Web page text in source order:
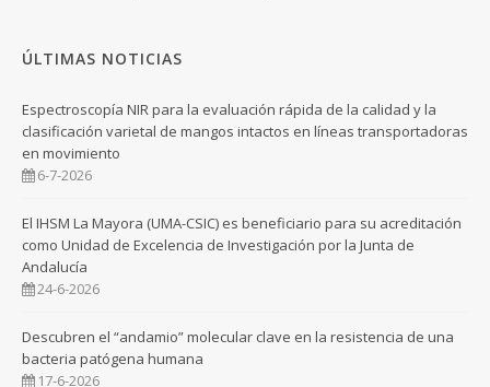
ÚLTIMAS NOTICIAS
Espectroscopía NIR para la evaluación rápida de la calidad y la
clasificación varietal de mangos intactos en líneas transportadoras
en movimiento
6-7-2026
El IHSM La Mayora (UMA-CSIC) es beneficiario para su acreditación
como Unidad de Excelencia de Investigación por la Junta de
Andalucía
24-6-2026
Descubren el “andamio” molecular clave en la resistencia de una
bacteria patógena humana
17-6-2026